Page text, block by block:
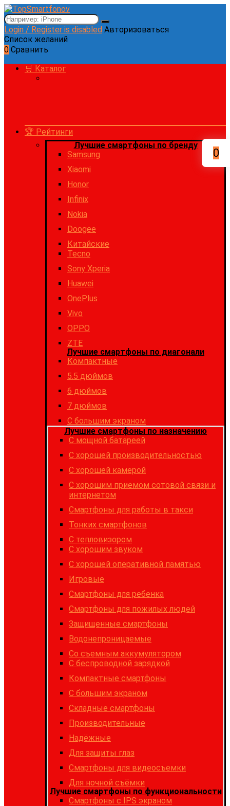
Login / Register is disabled Авторизоваться
Список желаний
0 Сравнить
🛒 Каталог
🏆 Рейтинги
Лучшие смартфоны по бренду
Samsung
Xiaomi
Honor
Infinix
Nokia
Doogee
Китайские
Tecno
Sony Xperia
Huawei
OnePlus
Vivo
OPPO
ZTE
Лучшие смартфоны по диагонали
Компактные
5.5 дюймов
6 дюймов
7 дюймов
С большим экраном
Лучшие смартфоны по назначению
C мощной батареей
C хорошей производительностью
C хорошей камерой
С хорошим приемом сотовой связи и
интернетом
Cмартфоны для работы в такси
Тонких смартфонов
С тепловизором
С хорошим звуком
С хорошей оперативной памятью
Игровые
Cмартфоны для ребенка
Смартфоны для пожилых людей
Защищенные смартфоны
Водонепроницаемые
Со съемным аккумулятором
С беспроводной зарядкой
Компактные смартфоны
С большим экраном
Складные смартфоны
Производительные
Надёжные
Для защиты глаз
Смартфоны для видеосъемки
Для ночной съёмки
Лучшие смартфоны по функциональности
Смартфоны с IPS экраном
0